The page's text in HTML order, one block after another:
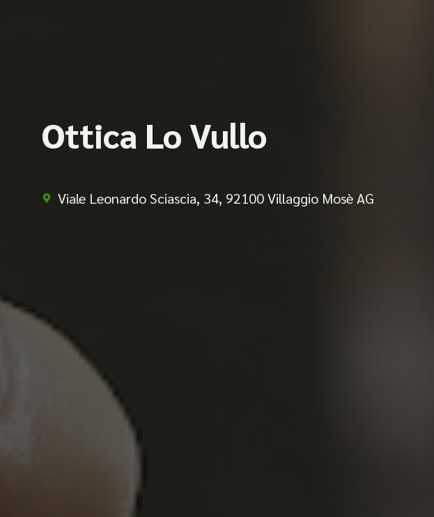
Ottica Lo Vullo
Viale Leonardo Sciascia, 34, 92100 Villaggio Mosè AG